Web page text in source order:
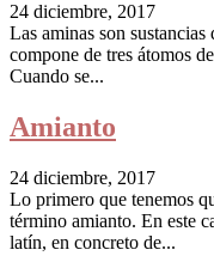
24 diciembre, 2017
Las aminas son
compone de tres átomos
Cuando se...
Amianto
24 diciembre, 2017
Lo primero que tenemos
término amianto. En este
latín, en concreto de...